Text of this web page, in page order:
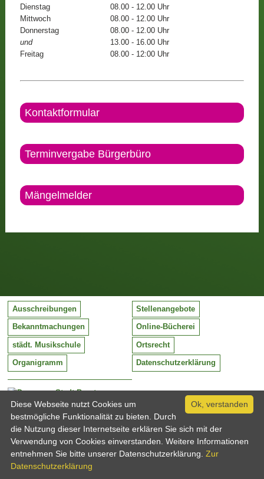
Dienstag
08.00 - 12.00 Uhr
Mittwoch
08.00 - 12.00 Uhr
Donnerstag
08.00 - 12.00 Uhr
und
13.00 - 16.00 Uhr
Freitag
08.00 - 12:00 Uhr
Kontaktformular
Terminvergabe Bürgerbüro
Mängelmelder
Stadt Barntrup
Mittelstraße 38
32683 Barntrup
Tel:
Email:
05263 / 409-0
info@barntrup.de
Ausschreibungen Stellenangebote
Bekanntmachungen Online-Bücherei
städt. Musikschule Ortsrecht
Organigramm Datenschutzerklärung
Ok, verstanden
Diese Webseite nutzt Cookies um
bestmögliche Funktionalität zu bieten. Durch
die Nutzung dieser Internetseite erklären Sie sich mit der
Verwendung von Cookies einverstanden. Weitere Informationen
entnehmen Sie bitte unserer Datenschutzerklärung. Zur
Datenschutzerklärung